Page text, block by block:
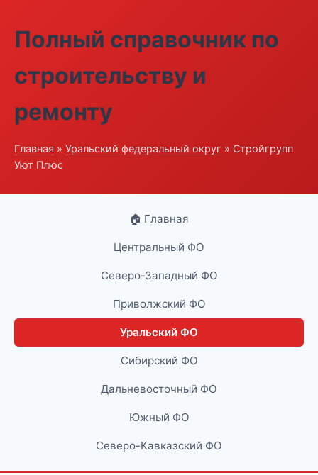
Полный справочник по
строительству и
ремонту
Главная » Уральский федеральный округ » Стройгрупп
Уют Плюс
🏠 Главная
Центральный ФО
Северо-Западный ФО
Приволжский ФО
Уральский ФО
Сибирский ФО
Дальневосточный ФО
Южный ФО
Северо-Кавказский ФО